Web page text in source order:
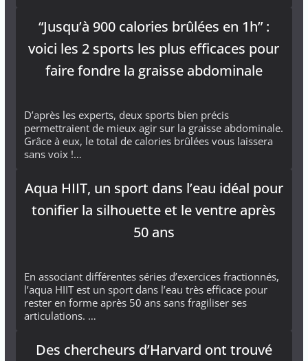
“Jusqu’à 900 calories brûlées en 1h” :
voici les 2 sports les plus efficaces pour
faire fondre la graisse abdominale
D’après les experts, deux sports bien précis
permettraient de mieux agir sur la graisse abdominale.
Grâce à eux, le total de calories brûlées vous laissera
sans voix !…
Aqua HIIT, un sport dans l’eau idéal pour
tonifier la silhouette et le ventre après
50 ans
En associant différentes séries d’exercices fractionnés,
l’aqua HIIT est un sport dans l’eau très efficace pour
rester en forme après 50 ans sans fragiliser ses
articulations. …
Des chercheurs d’Harvard ont trouvé